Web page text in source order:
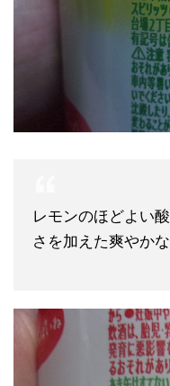
レモンのほどよい
さを加えた爽やか